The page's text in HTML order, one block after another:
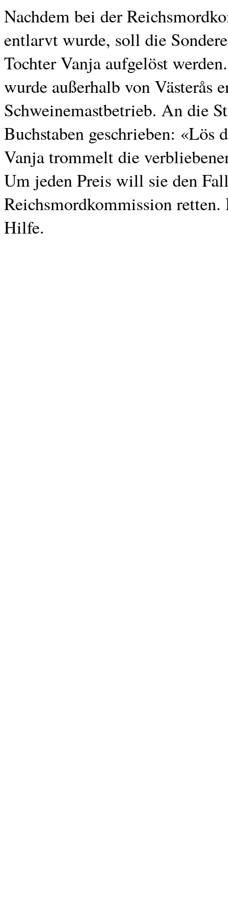
Nachdem bei der
entlarvt wurde, soll die
Tochter Vanja aufgelöst
wurde außerhalb von Västerås
Schweinemastbetrieb. An die
Buchstaben geschrieben: «Lös
Vanja trommelt die
Um jeden Preis will sie den
Reichsmordkommission retten.
Hilfe.